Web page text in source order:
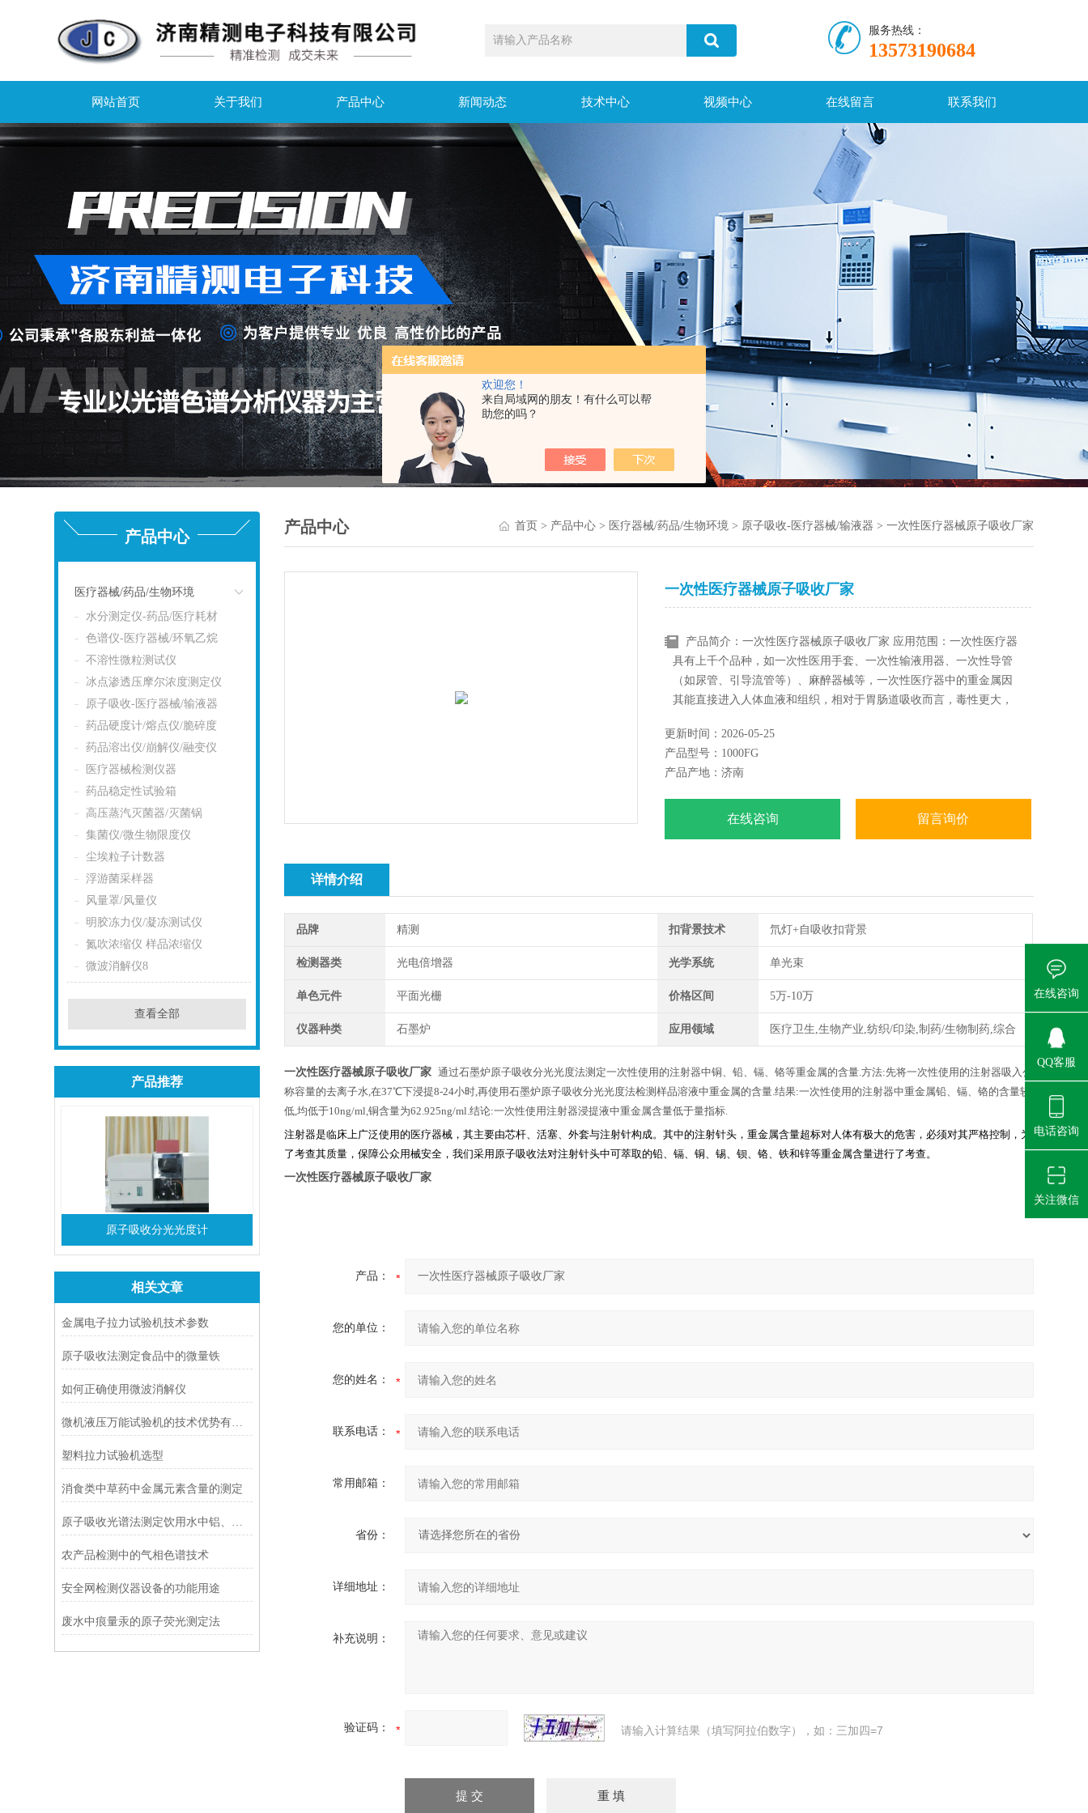
欢迎您！
来自局域网的朋友！有什么可以帮
助您的吗？
服务热线：
13573190684
网站首页 关于我们 产品中心 新闻动态 技术中心 视频中心 在线留言 联系我们
产品中心
医疗器械/药品/生物环境
点击
水分测定仪-药品/医疗耗材
色谱仪-医疗器械/环氧乙烷
不溶性微粒测试仪
冰点渗透压摩尔浓度测定仪
原子吸收-医疗器械/输液器
药品硬度计/熔点仪/脆碎度
药品溶出仪/崩解仪/融变仪
医疗器械检测仪器
药品稳定性试验箱
高压蒸汽灭菌器/灭菌锅
集菌仪/微生物限度仪
尘埃粒子计数器
浮游菌采样器
风量罩/风量仪
明胶冻力仪/凝冻测试仪
氮吹浓缩仪 样品浓缩仪
微波消解仪8
查看全部
产品推荐
原子吸收分光光度计
相关文章
金属电子拉力试验机技术参数
原子吸收法测定食品中的微量铁
如何正确使用微波消解仪
微机液压万能试验机的技术优势有哪些？
塑料拉力试验机选型
消食类中草药中金属元素含量的测定
原子吸收光谱法测定饮用水中铝、铁、锰、铜、锌
农产品检测中的气相色谱技术
安全网检测仪器设备的功能用途
废水中痕量汞的原子荧光测定法
产品中心 首页 > 产品中心> 医疗器械/药品/生物环境> 原子吸收-医疗器械/输液器 > 一次性医疗器械原子吸收厂家
一次性医疗器械原子吸收厂家
产品简介：一次性医疗器械原子吸收厂家 应用范围：一次性医疗器
具有上千个品种，如一次性医用手套、一次性输液用器、一次性导管
（如尿管、引导流管等）、麻醉器械等，一次性医疗器中的重金属因
其能直接进入人体血液和组织，相对于胃肠道吸收而言，毒性更大，
铜、镉、铬、铅、钡、锡含量，其中铜、镉采用火焰法，铬、铅、
钡、锡采用石墨炉法。
更新时间：2026-05-25
产品型号：1000FG
产品产地：济南
在线咨询 留言询价
详情介绍
品牌 精测 扣背景技术 氘灯+自吸收扣背景
检测器类 光电倍增器 光学系统 单光束
单色元件 平面光栅 价格区间 5万-10万
仪器种类 石墨炉 应用领域 医疗卫生,生物产业,纺织/印染,制药/生物制药,综合
一次性医疗器械原子吸收厂家通过石墨炉原子吸收分光光度法测定一次性使用的注射器中铜、铅、镉、铬等重金属的含量.方法:先将一次性使用的注射器吸入公
称容量的去离子水,在37℃下浸提8-24小时,再使用石墨炉原子吸收分光光度法检测样品溶液中重金属的含量.结果:一次性使用的注射器中重金属铅、镉、铬的含量较
低,均低于10ng/ml,铜含量为62.925ng/ml.结论:一次性使用注射器浸提液中重金属含量低于量指标.
注射器是临床上广泛使用的医疗器械，其主要由芯杆、活塞、外套与注射针构成。其中的注射针头，重金属含量超标对人体有极大的危害，必须对其严格控制，为
了考查其质量，保障公众用械安全，我们采用原子吸收法对注射针头中可萃取的铅、镉、铜、锡、钡、铬、铁和锌等重金属含量进行了考查。
一次性医疗器械原子吸收厂家
产品：
您的单位：
您的姓名：
联系电话：
常用邮箱：
省份：
详细地址：
补充说明：
验证码： 请输入计算结果（填写阿拉伯数字），如：三加四=7
在线咨询
QQ客服
电话咨询
关注微信